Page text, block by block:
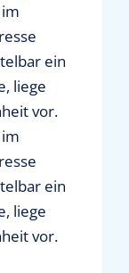
ein
liege
vor.
ein
liege
vor.